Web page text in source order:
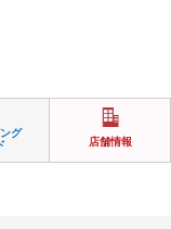
グ
店舗情報